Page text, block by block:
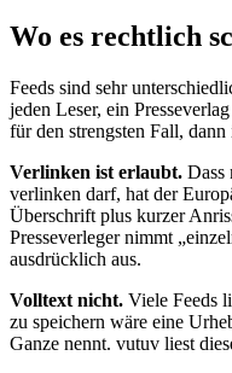
Wo es rechtlich
Feeds sind sehr
jeden Leser, ein
für den strengsten Fall,
Verlinken ist erlaubt. Dass
verlinken darf, hat der
Überschrift plus kurzer
Presseverleger nimmt
ausdrücklich aus.
Volltext nicht. Viele Feeds
zu speichern wäre eine
Ganze nennt. vutuv liest